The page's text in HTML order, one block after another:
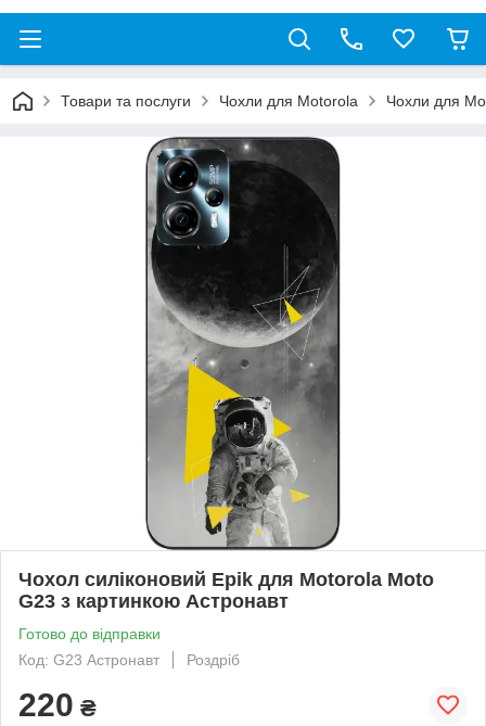
Товари та послуги Чохли для Motorola Чохли для
Чохол силіконовий Epik для Motorola Moto
G23 з картинкою Астронавт
Готово до відправки
Код: G23 Астронавт
Роздріб
220 ₴